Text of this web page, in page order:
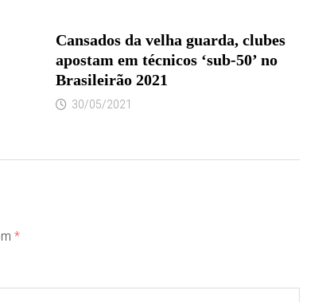
Cansados da velha guarda, clubes
apostam em técnicos ‘sub-50’ no
Brasileirão 2021
30/05/2021
*